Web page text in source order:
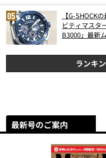
【G-SHOCK
ビティマスタ
B3000」最新
ランキ
最新号のご案内